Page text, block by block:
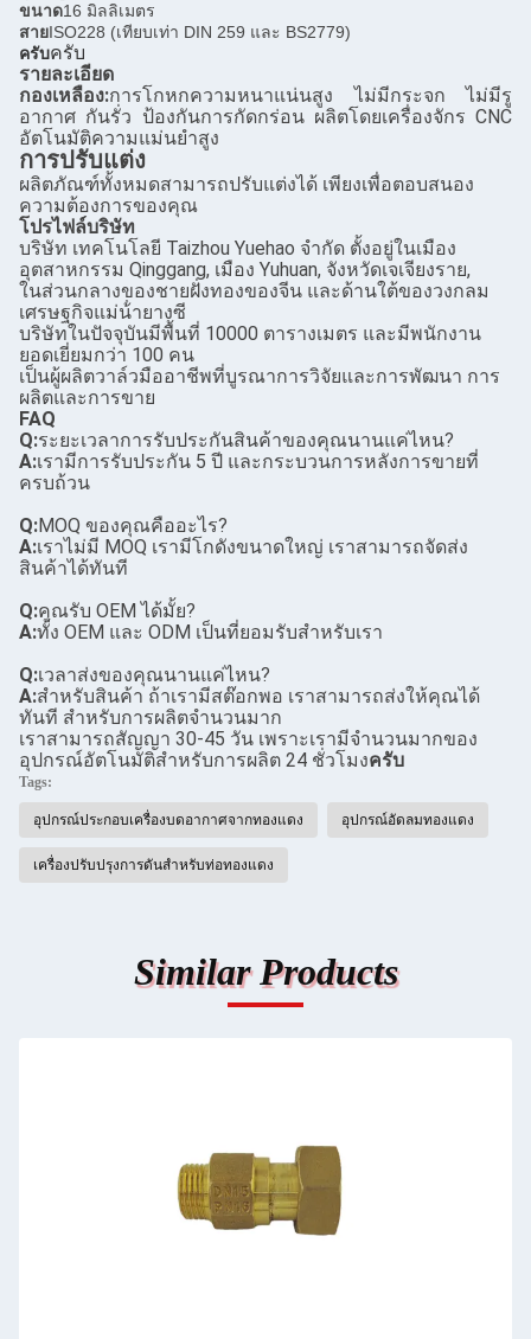
ขนาด16 มิลลิเมตร
สายISO228 (เทียบเท่า DIN 259 และ BS2779)
ครับครับ
รายละเอียด
กองเหลือง:การโกหกความหนาแน่นสูง ไม่มีกระจก ไม่มีรู
อากาศ กันรั่ว ป้องกันการกัดกร่อน ผลิตโดยเครื่องจักร CNC
อัตโนมัติความแม่นยําสูง
การปรับแต่ง
ผลิตภัณฑ์ทั้งหมดสามารถปรับแต่งได้ เพียงเพื่อตอบสนอง
ความต้องการของคุณ
โปรไฟล์บริษัท
บริษัท เทคโนโลยี Taizhou Yuehao จํากัด ตั้งอยู่ในเมือง
อุตสาหกรรม Qinggang, เมือง Yuhuan, จังหวัดเจเจียงราย,
ในส่วนกลางของชายฝั่งทองของจีน และด้านใต้ของวงกลม
เศรษฐกิจแม่น้ํายางซี
บริษัทในปัจจุบันมีพื้นที่ 10000 ตารางเมตร และมีพนักงาน
ยอดเยี่ยมกว่า 100 คน
เป็นผู้ผลิตวาล์วมืออาชีพที่บูรณาการวิจัยและการพัฒนา การ
ผลิตและการขาย
FAQ
Q:ระยะเวลาการรับประกันสินค้าของคุณนานแค่ไหน?
A:เรามีการรับประกัน 5 ปี และกระบวนการหลังการขายที่
ครบถ้วน
Q:MOQ ของคุณคืออะไร?
A:เราไม่มี MOQ เรามีโกดังขนาดใหญ่ เราสามารถจัดส่ง
สินค้าได้ทันที
Q:คุณรับ OEM ได้มั้ย?
A:ทั้ง OEM และ ODM เป็นที่ยอมรับสําหรับเรา
Q:เวลาส่งของคุณนานแค่ไหน?
A:สําหรับสินค้า ถ้าเรามีสต๊อกพอ เราสามารถส่งให้คุณได้
ทันที สําหรับการผลิตจํานวนมาก
เราสามารถสัญญา 30-45 วัน เพราะเรามีจํานวนมากของ
อุปกรณ์อัตโนมัติสําหรับการผลิต 24 ชั่วโมงครับ
Tags:
อุปกรณ์ประกอบเครื่องบดอากาศจากทองแดง อุปกรณ์อัดลมทองแดง
เครื่องปรับปรุงการดันสําหรับท่อทองแดง
Similar Products